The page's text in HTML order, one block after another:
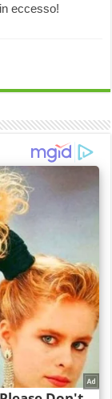
eccesso!